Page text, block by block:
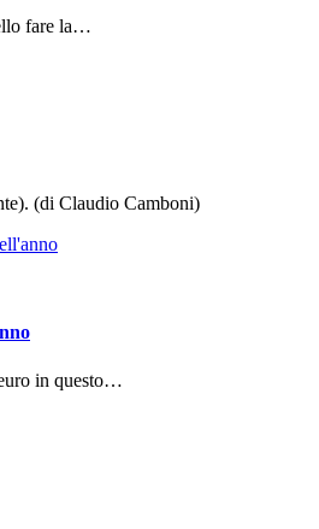
fare la…
(di Claudio Camboni)
in questo…